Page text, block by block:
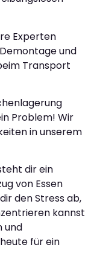
Experten
und
Transport
Problem! Wir
in unserem
dir ein
von Essen
den Stress ab,
kannst
und
für ein